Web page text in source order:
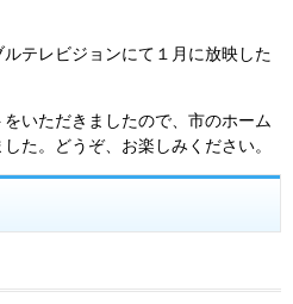
テレビジョンにて１月に放映した
いただきましたので、市のホーム
た。どうぞ、お楽しみください。